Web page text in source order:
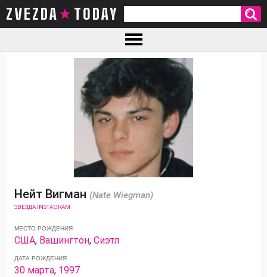
ZVEZDA TODAY
Нейт Вигман (Nate Wiegman)
ЗВЕЗДА INSTAGRAM
МЕСТО РОЖДЕНИЯ
США, Вашингтон,Сиэтл
ДАТА РОЖДЕНИЯ
30 марта, 1997